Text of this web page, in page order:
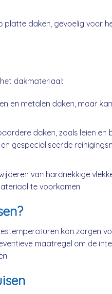
daken, gevoelig voor
dakmateriaal:
en metalen daken, maar
daken, zoals leien en
gespecialiseerde
van hardnekkige
te voorkomen.
kan zorgen
maatregel om de